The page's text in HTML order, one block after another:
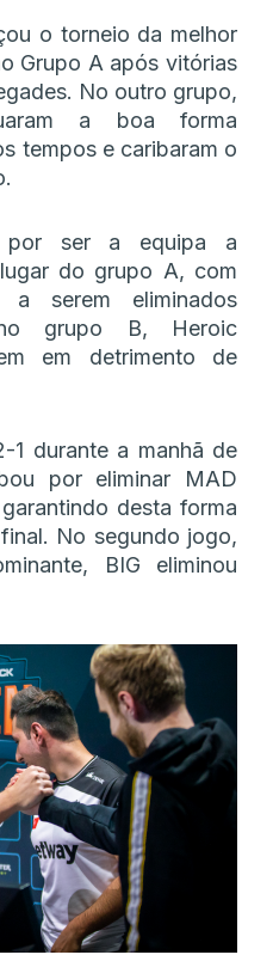
o torneio da melhor
Grupo A após vitórias
No outro grupo,
a boa forma
tempos e caribaram o
por ser a equipa a
do grupo A, com
serem eliminados
grupo B, Heroic
em detrimento de
1 durante a manhã de
por eliminar MAD
desta forma
No segundo jogo,
BIG eliminou